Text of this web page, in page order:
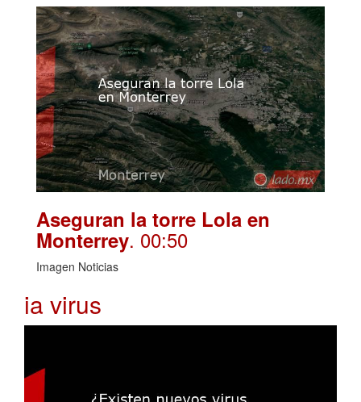
Aseguran la torre Lola en
Monterrey. 00:50
Imagen Noticias
ia virus